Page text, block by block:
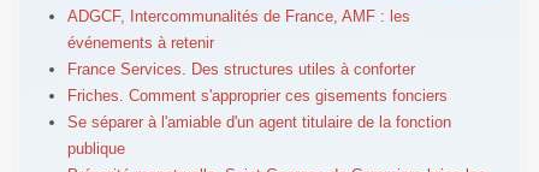
ADGCF, Intercommunalités de France, AMF : les
événements à retenir
France Services. Des structures utiles à conforter
Friches. Comment s'approprier ces gisements fonciers
Se séparer à l'amiable d'un agent titulaire de la fonction
publique